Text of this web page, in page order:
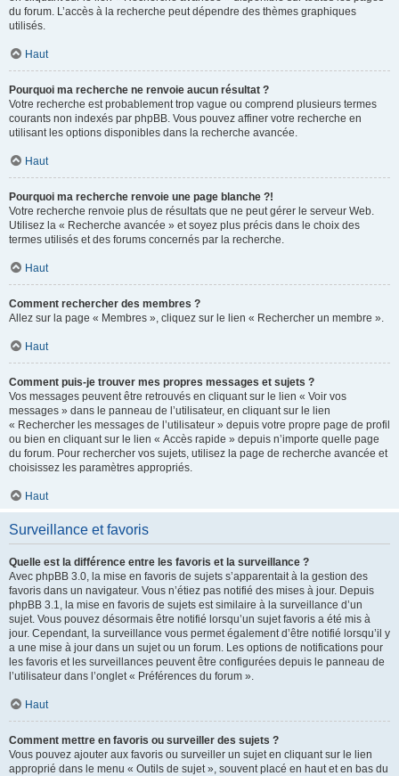
du forum. L’accès à la recherche peut dépendre des thèmes graphiques
utilisés.
Haut
Pourquoi ma recherche ne renvoie aucun résultat ?
Votre recherche est probablement trop vague ou comprend plusieurs termes
courants non indexés par phpBB. Vous pouvez affiner votre recherche en
utilisant les options disponibles dans la recherche avancée.
Haut
Pourquoi ma recherche renvoie une page blanche ?!
Votre recherche renvoie plus de résultats que ne peut gérer le serveur Web.
Utilisez la « Recherche avancée » et soyez plus précis dans le choix des
termes utilisés et des forums concernés par la recherche.
Haut
Comment rechercher des membres ?
Allez sur la page « Membres », cliquez sur le lien « Rechercher un membre ».
Haut
Comment puis-je trouver mes propres messages et sujets ?
Vos messages peuvent être retrouvés en cliquant sur le lien « Voir vos
messages » dans le panneau de l’utilisateur, en cliquant sur le lien
« Rechercher les messages de l’utilisateur » depuis votre propre page de profil
ou bien en cliquant sur le lien « Accès rapide » depuis n’importe quelle page
du forum. Pour rechercher vos sujets, utilisez la page de recherche avancée et
choisissez les paramètres appropriés.
Haut
Surveillance et favoris
Quelle est la différence entre les favoris et la surveillance ?
Avec phpBB 3.0, la mise en favoris de sujets s’apparentait à la gestion des
favoris dans un navigateur. Vous n’étiez pas notifié des mises à jour. Depuis
phpBB 3.1, la mise en favoris de sujets est similaire à la surveillance d’un
sujet. Vous pouvez désormais être notifié lorsqu’un sujet favoris a été mis à
jour. Cependant, la surveillance vous permet également d’être notifié lorsqu’il y
a une mise à jour dans un sujet ou un forum. Les options de notifications pour
les favoris et les surveillances peuvent être configurées depuis le panneau de
l’utilisateur dans l’onglet « Préférences du forum ».
Haut
Comment mettre en favoris ou surveiller des sujets ?
Vous pouvez ajouter aux favoris ou surveiller un sujet en cliquant sur le lien
approprié dans le menu « Outils de sujet », souvent placé en haut et en bas du